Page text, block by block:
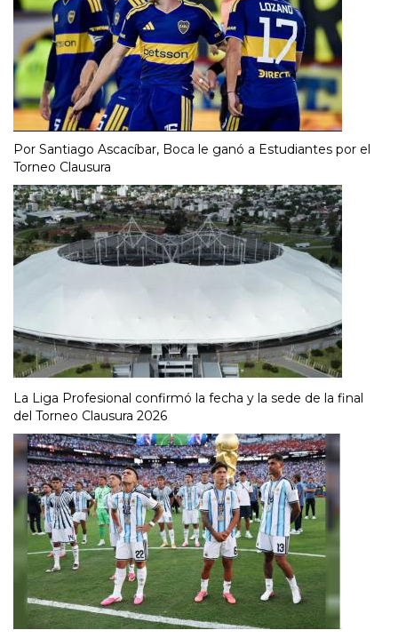
Por Santiago Ascacíbar, Boca le ganó a Estudiantes por el
Torneo Clausura
La Liga Profesional confirmó la fecha y la sede de la final
del Torneo Clausura 2026